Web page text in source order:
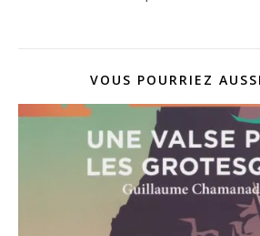
VOUS POURRIEZ